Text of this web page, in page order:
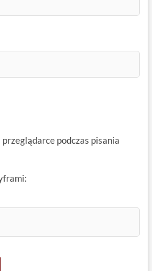
podczas pisania